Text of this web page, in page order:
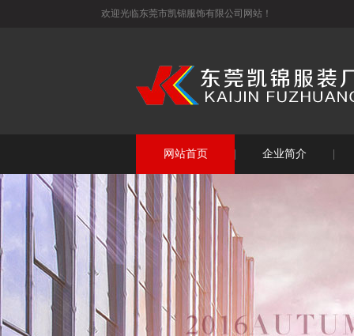
欢迎光临东莞市凯锦服饰有限公司网站！
网站首页 企业简介